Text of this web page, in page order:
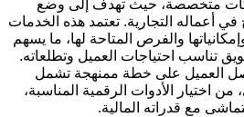
متخصصة، حيث تهدف إلى وضع
أعماله التجارية. تعتمد هذه الخدمات
والفرص المتاحة لها، ما يسهم
تناسب احتياجات العميل وتطلعاته.
العميل على خطة ممنهجة تشمل
اختيار الأدوات الرقمية المناسبة،
مع قدراته المالية.